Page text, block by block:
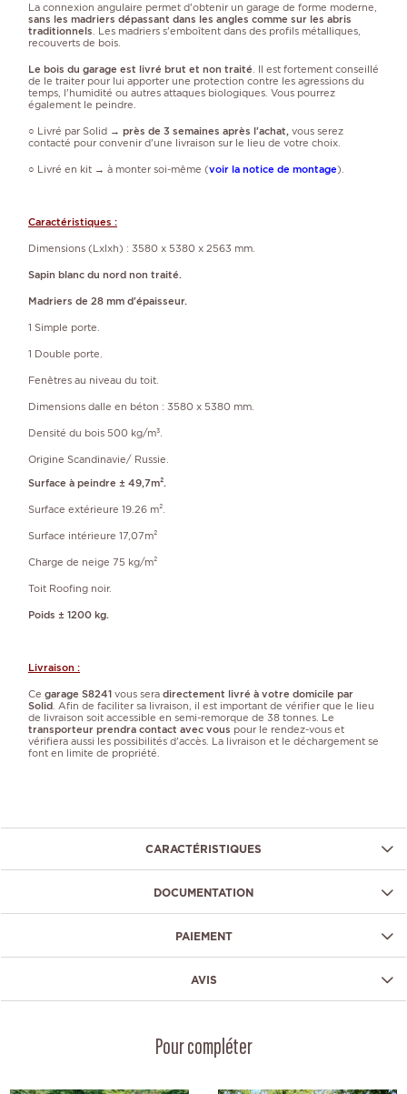
La connexion angulaire permet d'obtenir un garage de forme moderne,
sans les madriers dépassant dans les angles comme sur les abris
traditionnels. Les madriers s'emboîtent dans des profils métalliques,
recouverts de bois.
Le bois du garage est livré brut et non traité. Il est fortement conseillé
de le traiter pour lui apporter une protection contre les agressions du
temps, l'humidité ou autres attaques biologiques. Vous pourrez
également le peindre.
○ Livré par Solid → près de 3 semaines après l'achat, vous serez
contacté pour convenir d'une livraison sur le lieu de votre choix.
○ Livré en kit → à monter soi-même (voir la notice de montage).
Caractéristiques :
Dimensions (Lxlxh) : 3580 x 5380 x 2563 mm.
Sapin blanc du nord non traité.
Madriers de 28 mm d'épaisseur.
1 Simple porte.
1 Double porte.
Fenêtres au niveau du toit.
Dimensions dalle en béton : 3580 x 5380 mm.
Densité du bois 500 kg/m³.
Origine Scandinavie/ Russie.
Surface à peindre ± 49,7m².
Surface extérieure 19.26 m².
Surface intérieure 17,07m²
Charge de neige 75 kg/m²
Toit Roofing noir.
Poids ± 1200 kg.
Livraison :
Ce garage S8241 vous sera directement livré à votre domicile par
Solid. Afin de faciliter sa livraison, il est important de vérifier que le lieu
de livraison soit accessible en semi-remorque de 38 tonnes. Le
transporteur prendra contact avec vous pour le rendez-vous et
vérifiera aussi les possibilités d'accès. La livraison et le déchargement se
font en limite de propriété.
CARACTÉRISTIQUES
DOCUMENTATION
PAIEMENT
AVIS
Pour compléter